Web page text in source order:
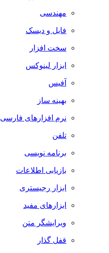
مهندسی
فایل و دیسک
سخت افزار
ابزار لینوکس
آفیس
بهینه ساز
نرم افزارهای فارسی
تلفن
برنامه نویسی
بازیابی اطلاعات
ابزار رجیستری
ابزارهای مفید
ویرایشگر متن
قفل گذار